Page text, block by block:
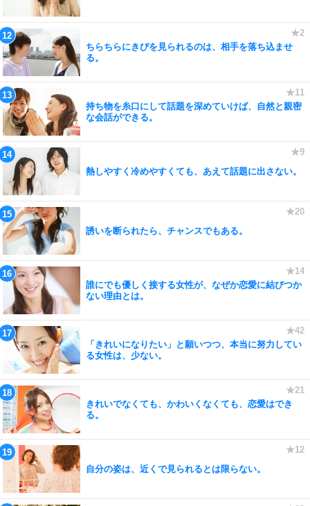
ちらちらにきびを見られるのは、相手を落ち込ませ
る。
持ち物を糸口にして話題を深めていけば、自然と親密
な会話ができる。
熱しやすく冷めやすくても、あえて話題に出さない。
誘いを断られたら、チャンスでもある。
誰にでも優しく接する女性が、なぜか恋愛に結びつか
ない理由とは。
「きれいになりたい」と願いつつ、本当に努力してい
る女性は、少ない。
きれいでなくても、かわいくなくても、恋愛はでき
る。
自分の姿は、近くで見られるとは限らない。